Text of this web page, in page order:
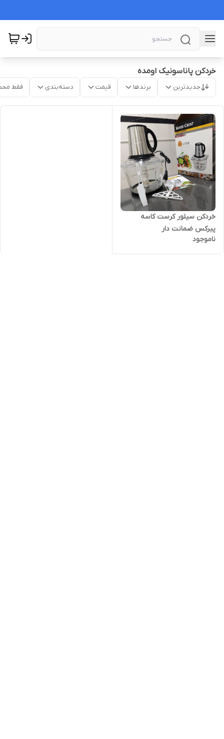
خردکن پاناسونیک اومده
جدیدترین برندها قیمت دسته‌بندی فقط
خردکن سیلور کرست کاسه
پیرکس ضمانت دار
ناموجود